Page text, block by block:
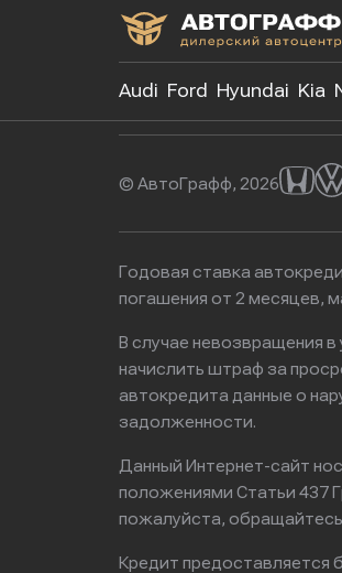
Audi Ford Hyundai Kia
© АвтоГрафф, 2026
Годовая ставка
погашения от 2 месяцев,
В случае невозвращения
начислить штраф за
автокредита данные о
задолженности.
Данный Интернет-сайт
положениями Статьи 437
пожалуйста,
Кредит предоставляется